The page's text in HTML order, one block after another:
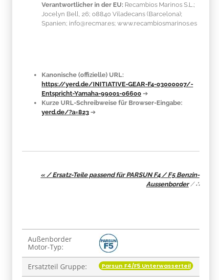
Verantwortlicher in der EU: Recambios Marinos S.L.;
Jocelyn Bell, 26; 08840 Viladecans (Barcelona);
Spanien; info@recmar.es; www.recambiosmarinos.es
Kanonische (offizielle) URL:
https://yerd.de/INITIATIVE-GEAR-F4-03000007/-
Entspricht-Yamaha-99001-06600 ➔
Kurze URL-Schreibweise für Browser-Eingabe:
yerd.de/?a=823 ➔
« / Ersatz-Teile passend für PARSUN F4 / F5 Benzin-
Aussenborder/∴
Produkteigenschaft
Wert
Außenborder
Motor-Typ:
Ersatzteil Gruppe: Parsun F4/F5 Unterwasserteil